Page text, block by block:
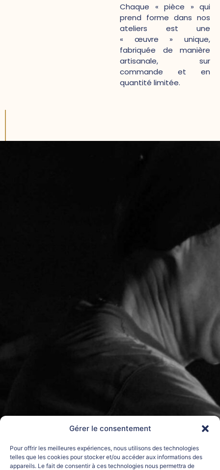
Gérer le consentement
Pour offrir les meilleures expériences, nous utilisons des technologies
telles que les cookies pour stocker et/ou accéder aux informations des
appareils. Le fait de consentir à ces technologies nous permettra de
Chaque « pièce » qui
prend forme dans nos
ateliers est une
« œuvre » unique,
fabriquée de manière
artisanale, sur
commande et en
quantité limitée.